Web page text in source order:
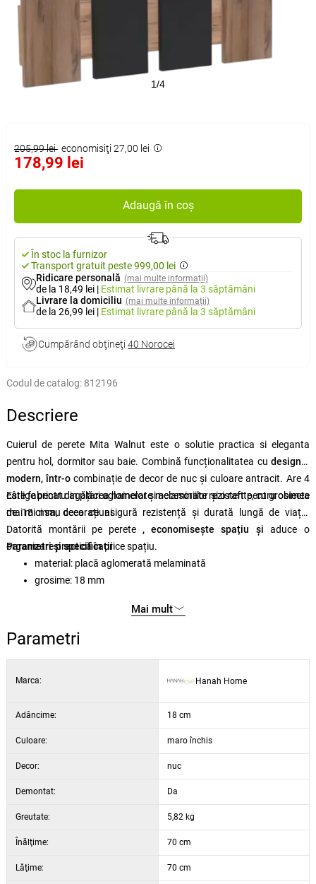
1/4
205,99 lei economisiţi 27,00 lei
178,99 lei
Adaugă în coș
În stoc la furnizor
Transport gratuit peste 999,00 lei
Ridicare personală (mai multe informații)
de la 18,49 lei | Estimat livrare până la 3 săptămâni
Livrare la domiciliu (mai multe informații)
de la 26,99 lei | Estimat livrare până la 3 săptămâni
Cumpărând obţineţi 40 Norocei
Codul de catalog: 812196
Descriere
Cuierul de perete Mita Walnut este o solutie practica si eleganta
pentru hol, dormitor sau baie. Combină funcționalitatea cu designul
modern, într-o combinație de decor de nuc și culoare antracit. Are 4
cârlige pentru agățarea hainelor și accesoriilor și o raft pentru obiecte
mai mici sau decorațiuni.
Este fabricat din plăci aglomerate melaminate rezistente, cu grosimea
de 18 mm, ceea ce asigură rezistență și durată lungă de viață.
Datorită montării pe perete , economisește spațiu și aduce o
organizare practică în orice spațiu.
Parametri și specificații
material: placă aglomerată melaminată
grosime: 18 mm
adâncimea raftului: 14,5 cm
Culoare: nuc și antracit
Mai mult
Parametri
Marca: Hanah Home
Adâncime: 18 cm
Culoare: maro închis
Decor: nuc
Demontat: Da
Greutate: 5,82 kg
Înălţime: 70 cm
Lăţime: 70 cm